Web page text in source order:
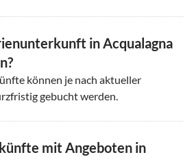
in Acqualagna
können je nach aktueller
gebucht werden.
mit Angeboten in